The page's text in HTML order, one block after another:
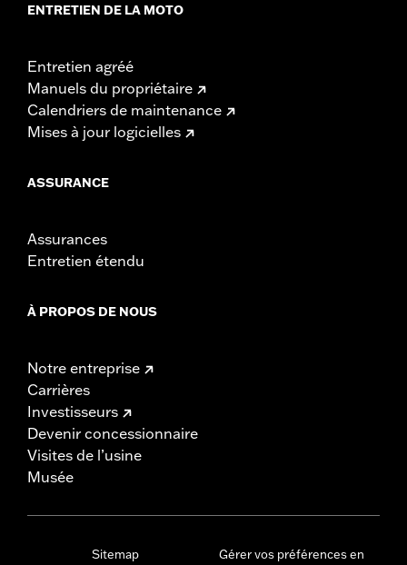
ENTRETIEN DE LA MOTO
Entretien agréé
Manuels du propriétaire
Calendriers de maintenance
Mises à jour logicielles
ASSURANCE
Assurances
Entretien étendu
À PROPOS DE NOUS
Notre entreprise
Carrières
Investisseurs
Devenir concessionnaire
Visites de l’usine
Musée
Sitemap Gérer vos préférences en